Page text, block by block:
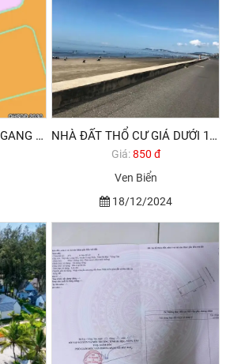
1 TỶ HƠN CÓ 150M2 NGANG 6M ĐẤT THỔ CƯ GẦN TP VŨNG TÀU NHÀ ĐẤT THỔ CƯ GIÁ DƯỚI 1 TỶ BÀ RỊA VŨNG TÀU
Giá:850 đ
Ven Biển
18/12/2024